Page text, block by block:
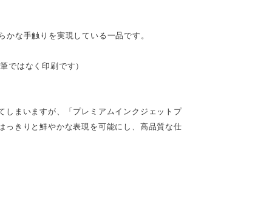
な手触りを実現している一品です。
はなく印刷です）
しまいますが、「プレミアムインクジェットプ
っきりと鮮やかな表現を可能にし、高品質な仕